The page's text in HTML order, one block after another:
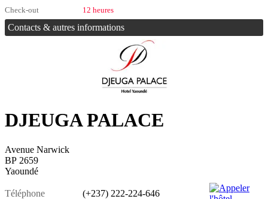
Check-out
12 heures
Contacts & autres informations
DJEUGA PALACE
Avenue Narwick
BP 2659
Yaoundé
Téléphone (+237) 222-224-646